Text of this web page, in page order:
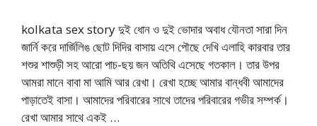
kolkata sex story দুই ধোন ও দুই ভোদার অবাধ যৌনতা সারা দিন
জার্নি করে দার্জিলিঙ ছোট দিদির বাসায় এসে পৌছে দেখি এলাহি কারবার তার
শশুর শাশুড়ী সহ আরো পাচ-ছয় জন অতিথি এসেছে গতকাল। তার উপর
আমরা মানে বাবা মা আমি আর রেখা। রেখা হচ্ছে আমার বান্ধবী আমাদের
পাড়াতেই বাসা। আমাদের পরিবারের সাথে তাদের পরিবারের গভীর সম্পর্ক।
রেখা আমার সাথে একই …